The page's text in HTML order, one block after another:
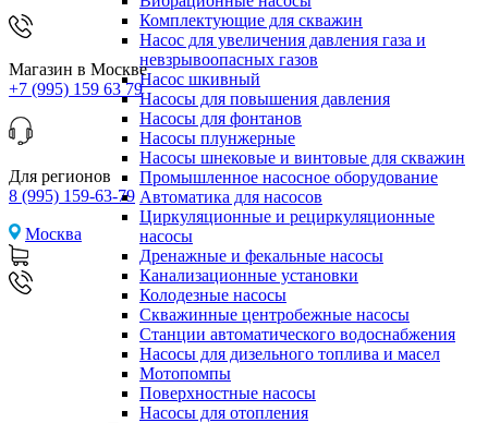
Магазин в Москве
+7 (995) 159 63 79
Для регионов
8 (995) 159-63-79
Москва
Комплектующие для скважин
Насос для увеличения давления газа и
невзрывоопасных газов
Насос шкивный
Насосы для повышения давления
Насосы для фонтанов
Насосы плунжерные
Насосы шнековые и винтовые для скважин
Промышленное насосное оборудование
Автоматика для насосов
Циркуляционные и рециркуляционные
насосы
Дренажные и фекальные насосы
Канализационные установки
Колодезные насосы
Скважинные центробежные насосы
Станции автоматического водоснабжения
Насосы для дизельного топлива и масел
Мотопомпы
Поверхностные насосы
Насосы для отопления